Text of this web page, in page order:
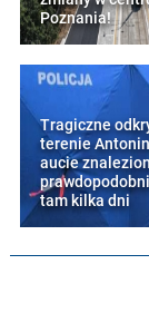
Poznania!
Tragiczne
terenie
aucie
tam kilka dni